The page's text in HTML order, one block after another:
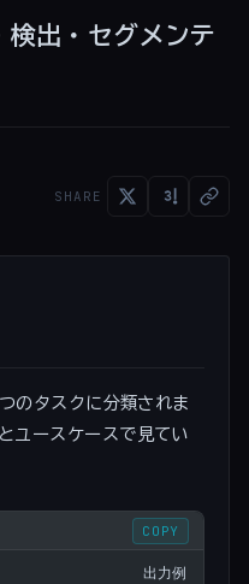
検出・セグメンテ
SHARE
のタスクに分類されま
ユースケースで見てい
出力例
COPY